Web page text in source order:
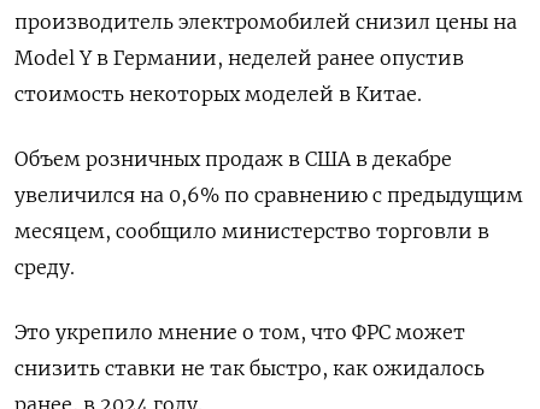
производитель электромобилей снизил цены на
Model Y в Германии, неделей ранее опустив
стоимость некоторых моделей в Китае.
Объем розничных продаж в США в декабре
увеличился на 0,6% по сравнению с предыдущим
месяцем, сообщило министерство торговли в
среду.
Это укрепило мнение о том, что ФРС может
снизить ставки не так быстро, как ожидалось